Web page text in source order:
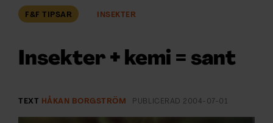
F&F TIPSAR INSEKTER
Insekter + kemi = sant
TEXT HÅKAN BORGSTRÖM PUBLICERAD 2004-07-01